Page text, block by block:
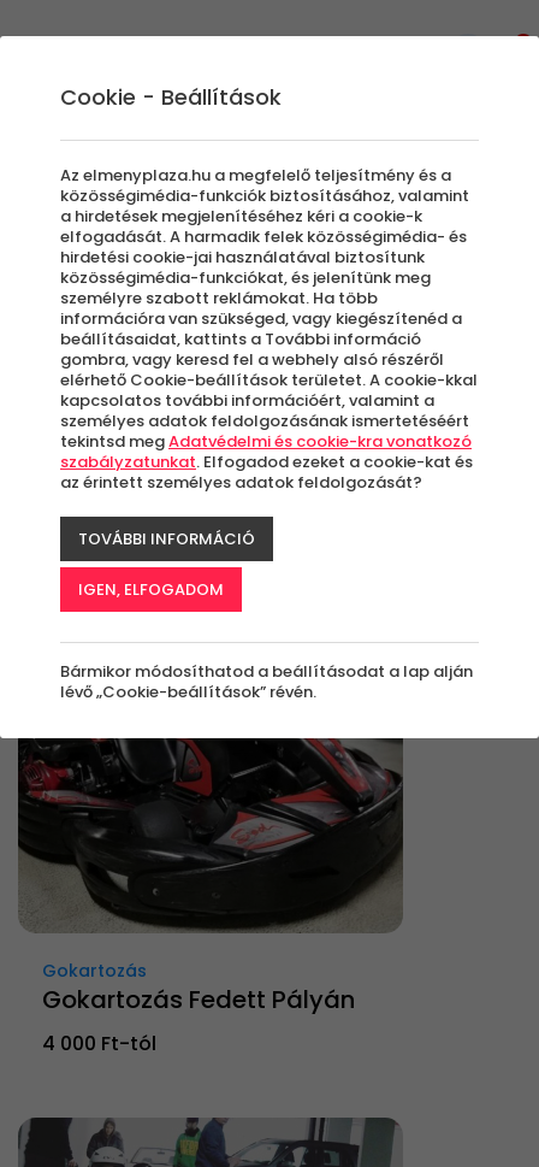
Gokartozás
Legyen szó egy születésnapról vagy egy
legénybúcsúról, egy kis gokartozással
bármilyen alkalmat fel lehet dobni.
Száguldás - Adrenalin - 100% Élmény
Szűrők beállítása
Gokartozás
Gokartozás Fedett Pályán
4 000 Ft-tól
Cookie - Beállítások
Az elmenyplaza.hu a megfelelő teljesítmény és a
közösségimédia-funkciók biztosításához, valamint
a hirdetések megjelenítéséhez kéri a cookie-k
elfogadását. A harmadik felek közösségimédia- és
hirdetési cookie-jai használatával biztosítunk
közösségimédia-funkciókat, és jelenítünk meg
személyre szabott reklámokat. Ha több
információra van szükséged, vagy kiegészítenéd a
beállításaidat, kattints a További információ
gombra, vagy keresd fel a webhely alsó részéről
elérhető Cookie-beállítások területet. A cookie-kkal
kapcsolatos további információért, valamint a
személyes adatok feldolgozásának ismertetéséért
tekintsd megAdatvédelmi és cookie-kra vonatkozó
szabályzatunkat. Elfogadod ezeket a cookie-kat és
az érintett személyes adatok feldolgozását?
TOVÁBBI INFORMÁCIÓ
IGEN, ELFOGADOM
Bármikor módosíthatod a beállításodat a lap alján
lévő „Cookie-beállítások” révén.